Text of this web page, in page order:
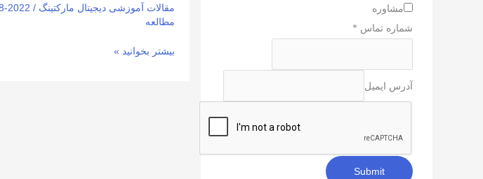
مشاوره
شماره تماس *
آدرس ایمیل
Submit
06
مقالات آموزشی دیجیتال مارکتینگ /
2022-08-29
مطالعه
بیشتر بخوانید »